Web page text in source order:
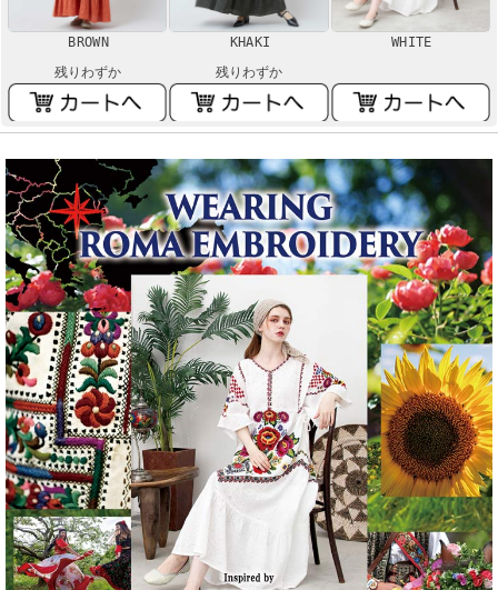
BROWN
残りわずか
KHAKI
残りわずか
WHITE